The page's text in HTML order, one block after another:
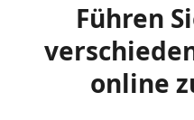
Führen
online